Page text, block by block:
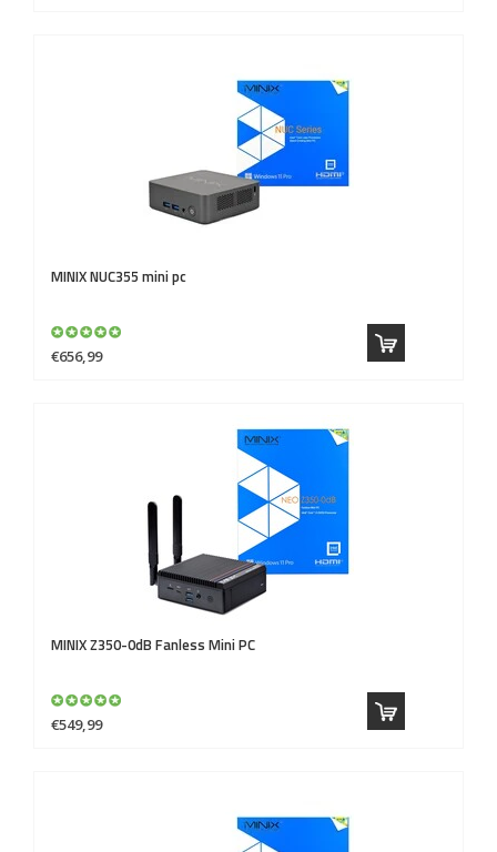
MINIXNUC355 mini pc
€656,99
MINIXZ350-0dB Fanless Mini PC
€549,99